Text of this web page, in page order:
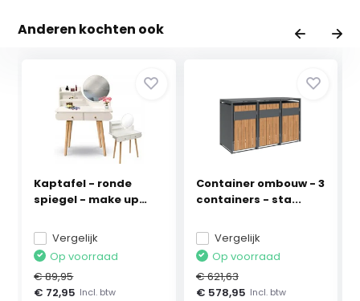
Anderen kochten ook
Kaptafel - ronde
spiegel - make up
Vergelijk
Op voorraad
€ 89,95
€ 72,95 Incl. btw
Container ombouw - 3
containers - sta...
Vergelijk
Op voorraad
€ 621,63
€ 578,95 Incl. btw